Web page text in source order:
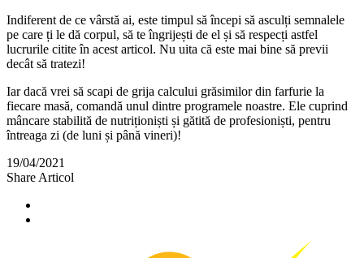
Indiferent de ce vârstă ai, este timpul să începi să asculți semnalele
pe care ți le dă corpul, să te îngrijești de el și să respecți astfel
lucrurile citite în acest articol. Nu uita că este mai bine să previi
decât să tratezi!
Iar dacă vrei să scapi de grija calcului grăsimilor din farfurie la
fiecare masă, comandă unul dintre programele noastre. Ele cuprind
mâncare stabilită de nutriționiști și gătită de profesioniști, pentru
întreaga zi (de luni și până vineri)!
19/04/2021
Share Articol